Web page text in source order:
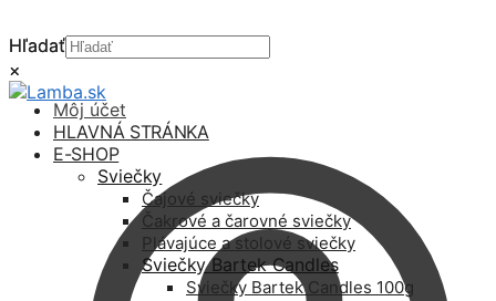
Hľadať
×
Môj účet
Hľadať
×
HLAVNÁ STRÁNKA
E-SHOP
Sviečky
Čajové sviečky
Čakrové a čarovné sviečky
Plávajúce a stolové sviečky
Sviečky Bartek Candles
Sviečky Bartek Candles 100g